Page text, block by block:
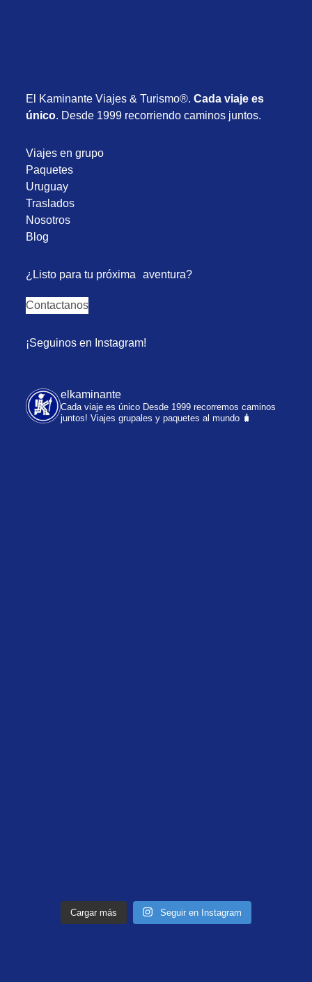
El Kaminante Viajes & Turismo®.Cada viaje es
único. Desde 1999 recorriendo caminos juntos.
Viajes en grupo
Paquetes
Uruguay
Traslados
Nosotros
Blog
¿Listo para tu próxima aventura?
Contactanos
¡Seguinos en Instagram!
elkaminante
Cada viaje es único Desde 1999 recorremos caminos
juntos! Viajes grupales y paquetes al mundo 🧳
Cargar más Seguir en Instagram